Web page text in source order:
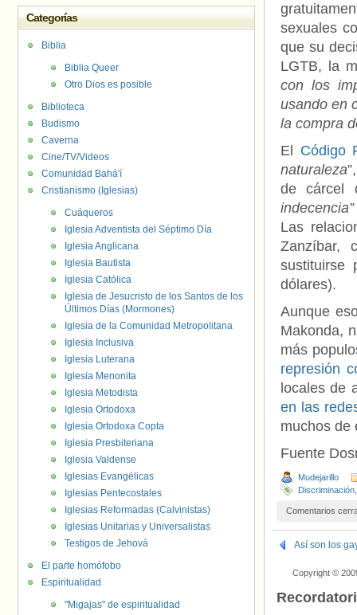
sexuales
que su
LGTB, la
con los
usando en
la compra
El Código
naturaleza
de cárcel
Las
Zanzíbar,
sustituirse
dólares).
Aunque
Makonda,
más
represión
locales de
en las
muchos de
Fuente
Mudejarillo
Discriminación
Comentarios
Así son los
Copyright ©
Categorías
Biblia
Biblia Queer
Otro Dios es posible
Biblioteca
Budismo
Caverna
Cine/TV/Videos
Comunidad Bahá'í
Cristianismo (Iglesias)
Cuáqueros
Iglesia Adventista del Séptimo Día
Iglesia Anglicana
Iglesia Bautista
Iglesia Católica
Iglesia de Jesucristo de los Santos de los
Últimos Días (Mormones)
Iglesia de la Comunidad Metropolitana
Iglesia Inclusiva
Iglesia Luterana
Iglesia Menonita
Iglesia Metodista
Iglesia Ortodoxa
Iglesia Ortodoxa Copta
Iglesia Presbiteriana
Iglesia Valdense
Iglesias Evangélicas
Iglesias Pentecostales
Iglesias Reformadas (Calvinistas)
Iglesias Unitarias y Universalistas
Testigos de Jehová
El parte homófobo
Espiritualidad
"Migajas" de espiritualidad